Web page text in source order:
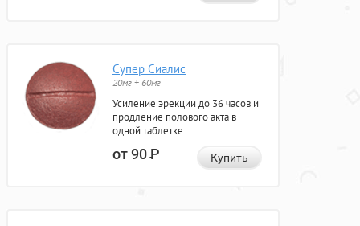
Супер Сиалис
20мг + 60мг
Усиление эрекции до 36 часов и
продление полового акта в
одной таблетке.
от 90Р Купить